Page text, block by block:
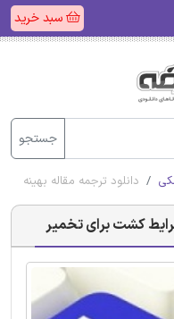
سبد خرید
جستجو
دانلود ترجمه مقاله بهینه
کشت برای تخمیر